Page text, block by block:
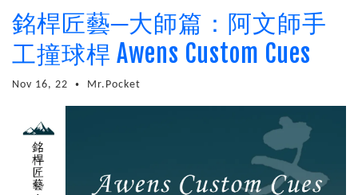
銘桿匠藝─大師篇：阿文師手
工撞球桿 Awens Custom Cues
Nov 16, 22 • Mr.Pocket